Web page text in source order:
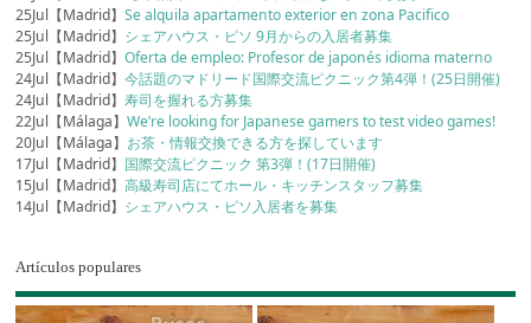
25Jul【Madrid】Se alquila apartamento exterior en zona Pacifico
25Jul【Madrid】 シェアハウス・ピソ 9月からの入居者募集
25Jul【Madrid】Oferta de empleo: Profesor de japonés idioma materno
24Jul【Madrid】今話題のマドリード国際交流ピクニック第4弾！(25日開催)
24Jul【Madrid】寿司を握れる方募集
22Jul【Málaga】We’re looking for Japanese gamers to test video games!
20Jul【Málaga】 お茶・情報交換できる方を探しています
17Jul【Madrid】 国際交流ピクニック 第3弾！(17日開催)
15Jul【Madrid】高級寿司店にてホール・キッチンスタッフ募集
14Jul【Madrid】 シェアハウス・ピソ入居者を募集
Artículos populares